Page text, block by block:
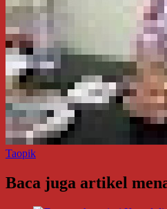
Taopik
Baca juga artikel